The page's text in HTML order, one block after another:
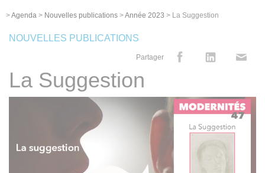
>Agenda > Nouvelles publications >Année 2023 > La Suggestion
NOUVELLES PUBLICATIONS
Partager
La Suggestion